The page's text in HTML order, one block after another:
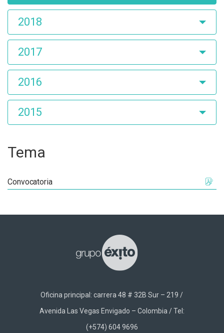
2018
2017
2016
2015
Tema
Convocatoria
Oficina principal: carrera 48 # 32B Sur – 219 /
Avenida Las Vegas Envigado – Colombia / Tel:
(+574) 604 9696